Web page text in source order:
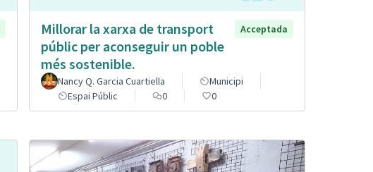
Millorar la xarxa de transport
públic per aconseguir un poble
més sostenible.
Acceptada
Nancy Q. Garcia Cuartiella
Municipi
Espai Públic
0 0